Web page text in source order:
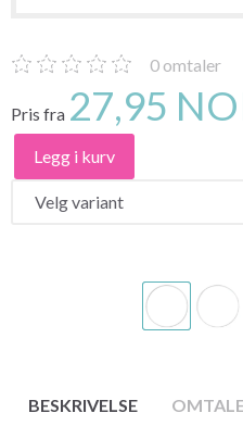
0 omtaler
Pris fra 27,95
Legg i kurv
BESKRIVELSE